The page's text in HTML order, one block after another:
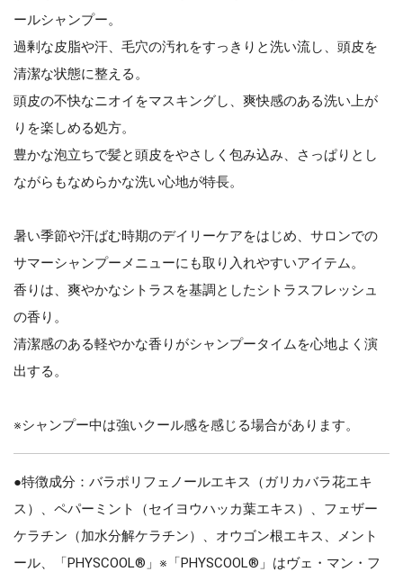
ールシャンプー。
過剰な皮脂や汗、毛穴の汚れをすっきりと洗い流し、頭皮を
清潔な状態に整える。
頭皮の不快なニオイをマスキングし、爽快感のある洗い上が
りを楽しめる処方。
豊かな泡立ちで髪と頭皮をやさしく包み込み、さっぱりとし
ながらもなめらかな洗い心地が特長。
暑い季節や汗ばむ時期のデイリーケアをはじめ、サロンでの
サマーシャンプーメニューにも取り入れやすいアイテム。
香りは、爽やかなシトラスを基調としたシトラスフレッシュ
の香り。
清潔感のある軽やかな香りがシャンプータイムを心地よく演
出する。
※シャンプー中は強いクール感を感じる場合があります。
●特徴成分：バラポリフェノールエキス（ガリカバラ花エキ
ス）、ペパーミント（セイヨウハッカ葉エキス）、フェザー
ケラチン（加水分解ケラチン）、オウゴン根エキス、メント
ール、「PHYSCOOL®」※「PHYSCOOL®」はヴェ・マン・フ